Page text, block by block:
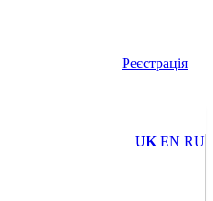
Реєстрація
UK EN RU